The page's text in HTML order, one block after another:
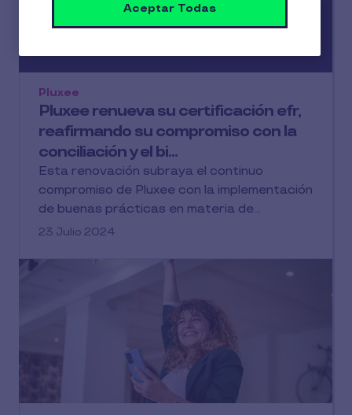
Pluxee renueva su certificación efr,
reafirmando su compromiso con la
conciliación y el bi...
Pluxee
Esta renovación subraya el continuo
compromiso de Pluxee con la implementación
de buenas prácticas en materia de...
23 Julio 2024
Aceptar Todas